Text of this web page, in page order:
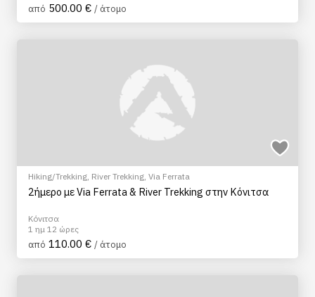
από 500.00 € / άτομο
Hiking/Trekking, River Trekking, Via Ferrata
2ήμερο με Via Ferrata & River Trekking στην Κόνιτσα
Κόνιτσα
1 ημ 12 ώρες
από 110.00 € / άτομο